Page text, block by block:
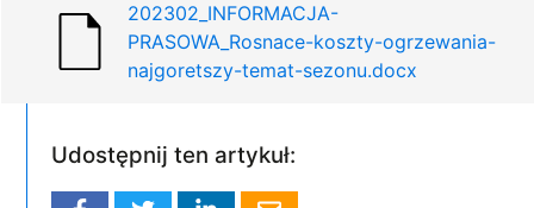
202302_INFORMACJA-
PRASOWA_Rosnace-koszty-ogrzewania-
najgoretszy-temat-sezonu.docx
Udostępnij ten artykuł: